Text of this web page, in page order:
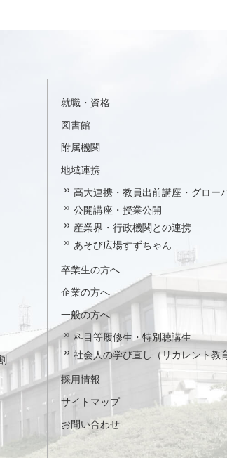
就職・資格
図書館
附属機関
地域連携
高大連携・教員出前講座・グロー
公開講座・授業公開
産業界・行政機関との連携
あそび広場すずちゃん
卒業生の方へ
企業の方へ
一般の方へ
科目等履修生・特別聴講生
社会人の学び直し（リカレント教
採用情報
サイトマップ
お問い合わせ